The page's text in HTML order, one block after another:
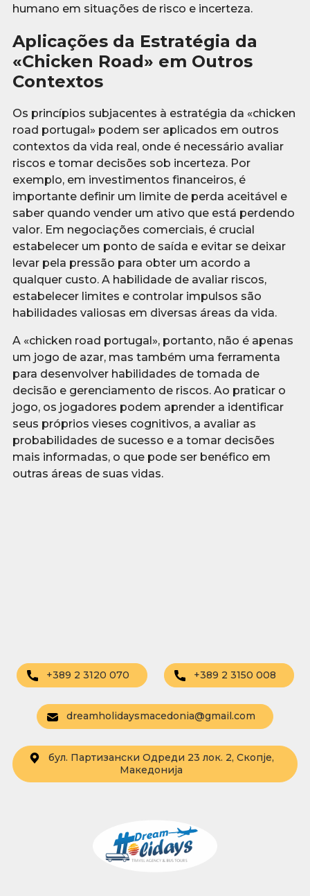
humano em situações de risco e incerteza.
Aplicações da Estratégia da
«Chicken Road» em Outros
Contextos
Os princípios subjacentes à estratégia da «chicken
road portugal» podem ser aplicados em outros
contextos da vida real, onde é necessário avaliar
riscos e tomar decisões sob incerteza. Por
exemplo, em investimentos financeiros, é
importante definir um limite de perda aceitável e
saber quando vender um ativo que está perdendo
valor. Em negociações comerciais, é crucial
estabelecer um ponto de saída e evitar se deixar
levar pela pressão para obter um acordo a
qualquer custo. A habilidade de avaliar riscos,
estabelecer limites e controlar impulsos são
habilidades valiosas em diversas áreas da vida.
A «chicken road portugal», portanto, não é apenas
um jogo de azar, mas também uma ferramenta
para desenvolver habilidades de tomada de
decisão e gerenciamento de riscos. Ao praticar o
jogo, os jogadores podem aprender a identificar
seus próprios vieses cognitivos, a avaliar as
probabilidades de sucesso e a tomar decisões
mais informadas, o que pode ser benéfico em
outras áreas de suas vidas.
+389 2 3120 070 +389 2 3150 008
dreamholidaysmacedonia@gmail.com
бул. Партизански Одреди 23 лок. 2, Скопје,
Македонија